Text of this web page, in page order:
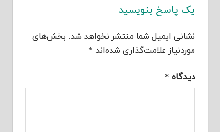
یک پاسخ بنویسید
نشانی ایمیل شما منتشر نخواهد شد. بخش‌های
موردنیاز علامت‌گذاری شده‌اند *
دیدگاه *